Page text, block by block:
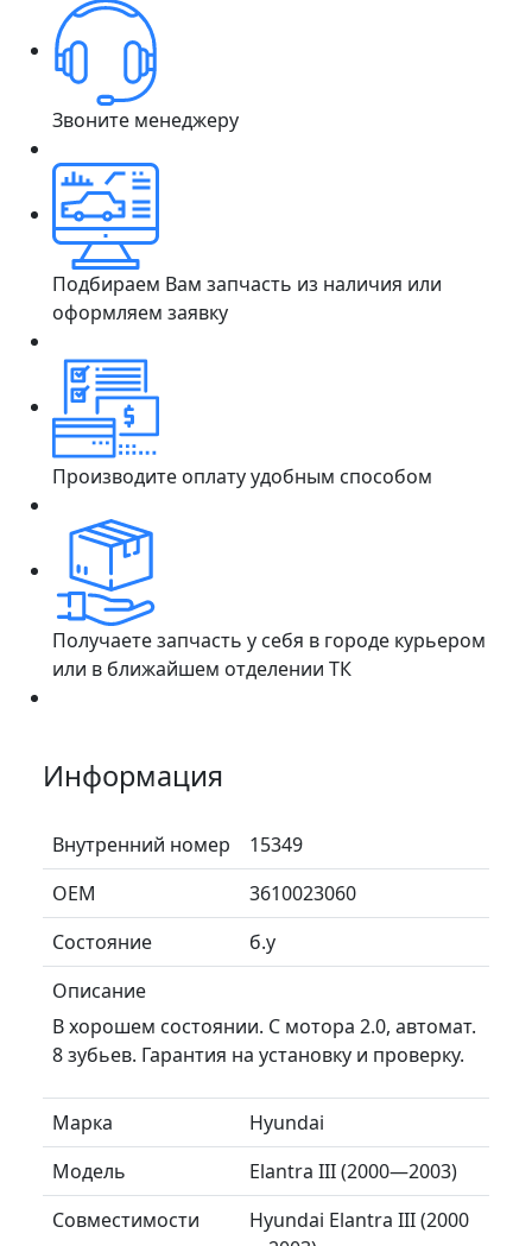
Звоните менеджеру
Подбираем Вам запчасть из наличия или
оформляем заявку
Производите оплату удобным способом
Получаете запчасть у себя в городе курьером
или в ближайшем отделении ТК
Информация
Внутренний номер
15349
ОЕМ
3610023060
Состояние
б.у
Описание
В хорошем состоянии. С мотора 2.0, автомат.
8 зубьев. Гарантия на установку и проверку.
Марка
Hyundai
Модель
Elantra III (2000—2003)
Совместимости
Hyundai Elantra III (2000